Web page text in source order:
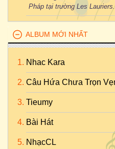
Pháp tại trường Les
ALBUM MỚI NHẤT
Nhac Kara
Câu Hứa Chưa Trọn
Tieumy
Bài Hát
NhạcCL